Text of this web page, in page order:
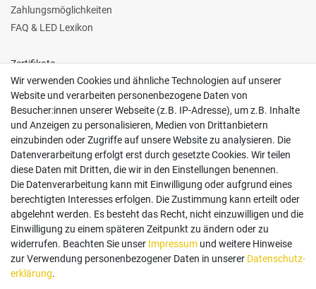
Zahlungsmöglichkeiten
FAQ & LED Lexikon
Zertifikate
Zahlungsarten
Paypal
Wir verwenden Cookies und ähnliche Technologien auf unserer
Website und verarbeiten personenbezogene Daten von
Besucher:innen unserer Webseite (z.B. IP-Adresse), um z.B. Inhalte
und Anzeigen zu personalisieren, Medien von Drittanbietern
einzubinden oder Zugriffe auf unsere Website zu analysieren. Die
Datenverarbeitung erfolgt erst durch gesetzte Cookies. Wir teilen
diese Daten mit Dritten, die wir in den Einstellungen benennen.
Die Datenverarbeitung kann mit Einwilligung oder aufgrund eines
berechtigten Interesses erfolgen. Die Zustimmung kann erteilt oder
abgelehnt werden. Es besteht das Recht, nicht einzuwilligen und die
Einwilligung zu einem späteren Zeitpunkt zu ändern oder zu
widerrufen. Beachten Sie unser Impressum und weitere Hinweise
zur Verwendung personenbezogener Daten in unserer Daten­schutz­
erklärung.